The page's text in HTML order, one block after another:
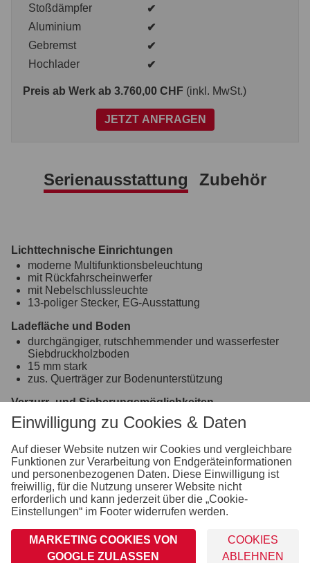
Stoßdämpfer
✔
Aluminium
✔
Gebremst
✔
Hochlader
✔
Preis ab Werk ab 3.760,00 CHF (inkl. MwSt.)
JETZT ANFRAGEN
Serienausstattung Zubehör
Lichttechnische Einrichtungen
moderne Multifunktionsbeleuchtung
mit Rückfahrscheinwerfer
mit Nebelschlussleuchte
13-poliger Stecker, EG-Ausstattung
Ladefläche und Boden
durchgängiger, rutschhemmender und wasserfester
Siebdruckholzboden
15 mm stark
zus. Querträger zur Bodenunterstützung
Verzurr- und Sicherungsmöglichkeiten
8 versenkte Verzurrbügel, auf der Ladefläche im
Rahmen integriert
Einhängemöglichkeiten für Planen und Netze
bereits im ALU-Profil integrierte Schiene zum
Einhängen von Planenhaken
Räder und Achsen
robuste Gummifederachse
wartungsfreie Kompaktradlager
Unterlegkeile inkl. Halterung montiert
Stoßdämpfer (100 km/h Vorbereitung)
Einwilligung zu Cookies & Daten
Auf dieser Website nutzen wir Cookies und vergleichbare
Funktionen zur Verarbeitung von Endgeräteinformationen
und personenbezogenen Daten. Diese Einwilligung ist
freiwillig, für die Nutzung unserer Website nicht
erforderlich und kann jederzeit über die „Cookie-
Einstellungen“ im Footer widerrufen werden.
MARKETING COOKIES VON
GOOGLE ZULASSEN
COOKIES
ABLEHNEN